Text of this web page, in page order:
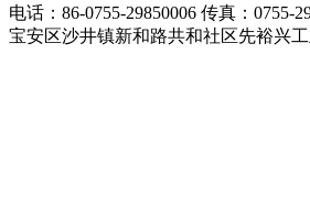
电话：86-0755-29850006 传真：0755-
宝安区沙井镇新和路共和社区先裕兴工